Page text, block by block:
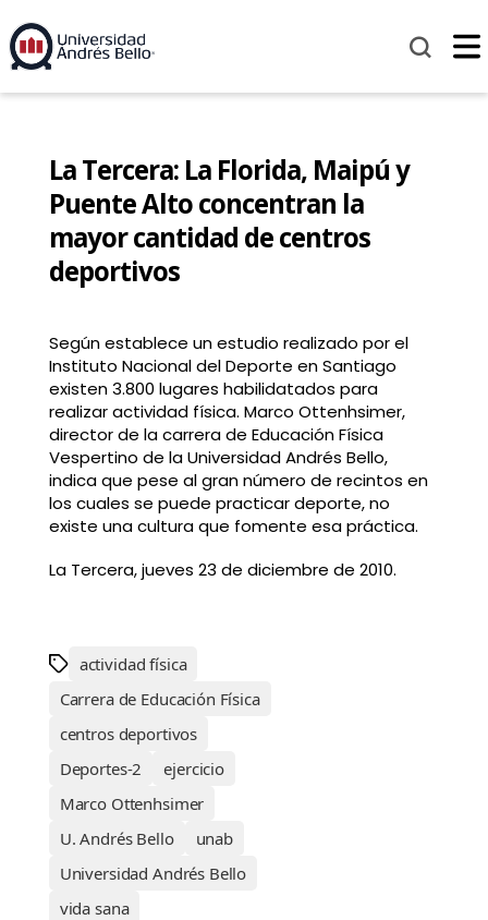
La Tercera: La Florida, Maipú y
Puente Alto concentran la
mayor cantidad de centros
deportivos
Según establece un estudio realizado por el
Instituto Nacional del Deporte en Santiago
existen 3.800 lugares habilidatados para
realizar actividad física. Marco Ottenhsimer,
director de la carrera de Educación Física
Vespertino de la Universidad Andrés Bello,
indica que pese al gran número de recintos en
los cuales se puede practicar deporte, no
existe una cultura que fomente esa práctica.
La Tercera, jueves 23 de diciembre de 2010.
actividad física
Carrera de Educación Física
centros deportivos
Deportes-2
ejercicio
Marco Ottenhsimer
U. Andrés Bello
unab
Universidad Andrés Bello
vida sana